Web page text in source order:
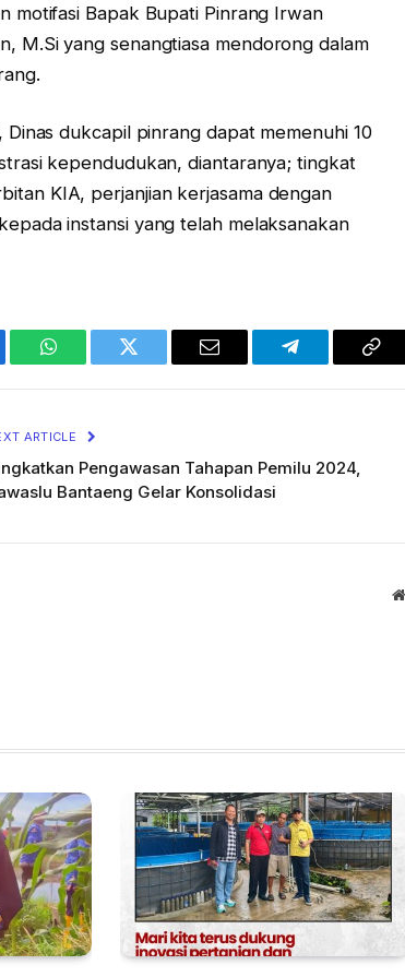
motifasi Bapak Bupati Pinrang Irwan
M.Si yang senangtiasa mendorong dalam
dukcapil pinrang dapat memenuhi 10
kependudukan, diantaranya; tingkat
KIA, perjanjian kerjasama dengan
instansi yang telah melaksanakan
WhatsAppTwitter Email Telegram
ARTICLE
Pengawasan Tahapan Pemilu 2024,
Bantaeng Gelar Konsolidasi